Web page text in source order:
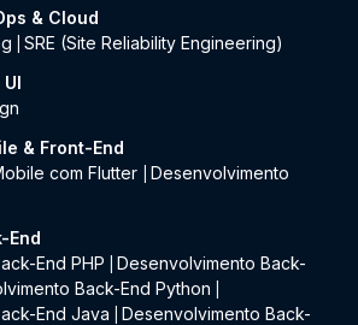
& Cloud
SRE (Site Reliability Engineering)
& Front-End
com Flutter
Desenvolvimento
End
End PHP
Desenvolvimento Back-
Back-End Python
End Java
Desenvolvimento Back-